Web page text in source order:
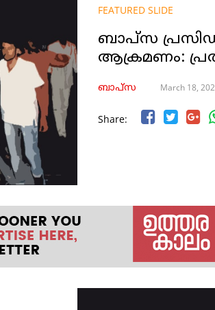
FEATURED SLIDE
ബാപ്സ
ആക്രമണം:
ബാപ്സ March 18,
Share: